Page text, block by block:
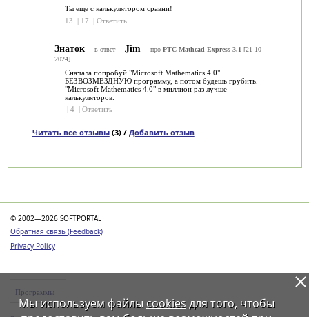
Ты еще с калькулятором сравни!
13
| 17 | Ответить
Знаток в ответ Jim про PTC Mathcad Express 3.1 [21-10-
2024]
Сначала попробуй "Microsoft Mathematics 4.0"
БЕЗВОЗМЕЗДНУЮ программу, а потом будешь грубить.
"Microsoft Mathematics 4.0" в миллион раз лучше
калькуляторов.
4 Ответить
Читать все отзывы(3) / Добавить отзыв
© 2002—2026 SOFTPORTAL
Обратная связь (Feedback)
Privacy Policy
Программы
Мы используем файлы cookiesдля того, чтобы